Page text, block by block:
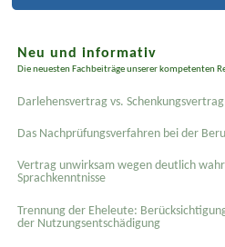
Neu und informativ
Die neuesten Fachbeiträge unserer kompetenten
Darlehensvertrag vs. Schenkungsvertrag
Das Nachprüfungsverfahren bei der
Vertrag unwirksam wegen deutlich
Sprachkenntnisse
Trennung der Eheleute:
der Nutzungsentschädigung